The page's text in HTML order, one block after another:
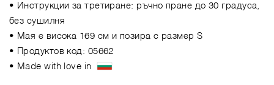
• Инструкции за третиране: ръчно пране до 30 градуса,
без сушилня
• Мая е висока 169 см и позира с размер S
• Продуктов код: 05662
• Made with love in